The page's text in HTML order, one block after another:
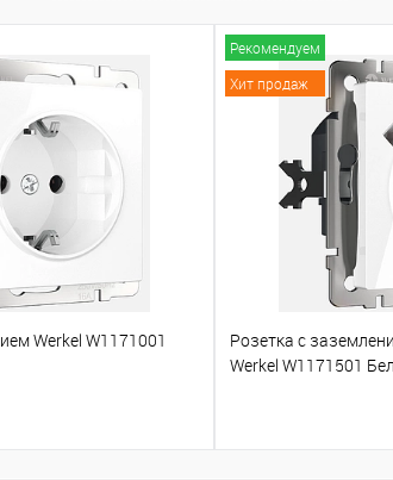
Werkel W1171001
Рекомендуем
Хит продаж
Розетка с
Werkel W1171501